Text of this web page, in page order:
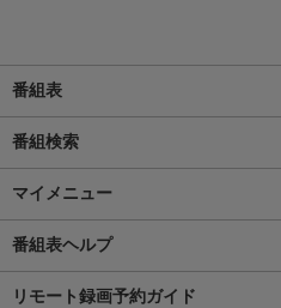
番組表
番組検索
マイメニュー
番組表ヘルプ
リモート録画予約ガイド